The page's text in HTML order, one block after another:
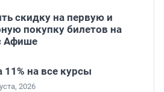
скидку на первую и
покупку билетов на
Афише
11% на все курсы
2026